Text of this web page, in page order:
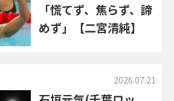
「慌てず、焦らず、諦
めず」【二宮清純】
2026.07.21